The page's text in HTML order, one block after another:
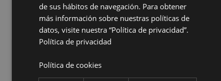
Meeting Room
de sus hábitos de navegación. Para obtener
más información sobre nuestras políticas de
datos, visite nuestra “Política de privacidad”.
Política de privacidad
Política de cookies